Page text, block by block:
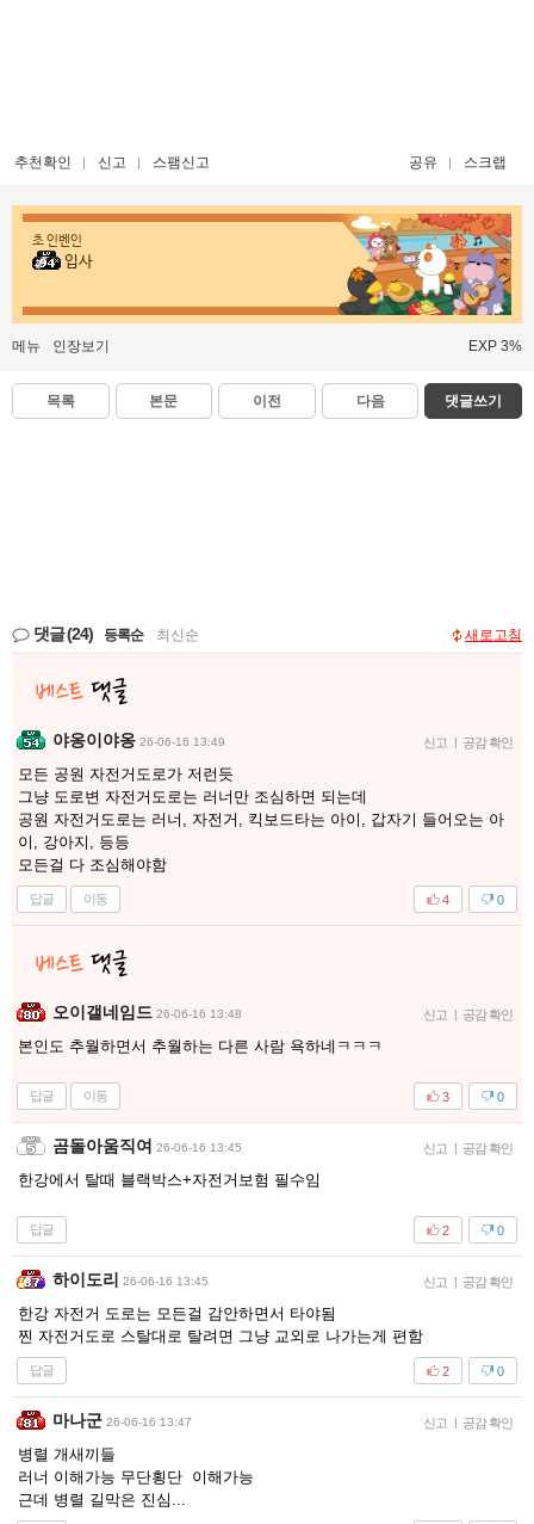
추천확인 신고 스팸신고 공유 스크랩
초 인벤인
입사
메뉴 인장보기 EXP 3%
목록 본문 이전 다음 댓글쓰기
댓글(24) 등록순 최신순 새로고침
야옹이야옹 26-06-16 13:49 신고 | 공감 확인
모든 공원 자전거도로가 저런듯
그냥 도로변 자전거도로는 러너만 조심하면 되는데
공원 자전거도로는 러너, 자전거, 킥보드타는 아이, 갑자기 들어오는 아
이, 강아지, 등등
모든걸 다 조심해야함
답글 이동 0
4
오이갤네임드 26-06-16 13:48 신고 | 공감 확인
본인도 추월하면서 추월하는 다른 사람 욕하네ㅋㅋㅋ
답글 이동 0
3
곰돌아움직여 26-06-16 13:45 신고 | 공감 확인
한강에서 탈때 블랙박스+자전거보험 필수임
답글 0
2
하이도리 26-06-16 13:45 신고 | 공감 확인
한강 자전거 도로는 모든걸 감안하면서 타야됨
찐 자전거도로 스탈대로 탈려면 그냥 교외로 나가는게 편함
답글 0
2
마나군 26-06-16 13:47 신고 | 공감 확인
병렬 개새끼들
러너 이해가능 무단횡단 이해가능
근데 병렬 길막은 진심...